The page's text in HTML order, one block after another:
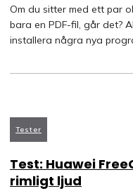
Om du sitter med ett par
bara en PDF-fil, går det?
installera några nya
Tester
Test: Huawei
rimligt ljud